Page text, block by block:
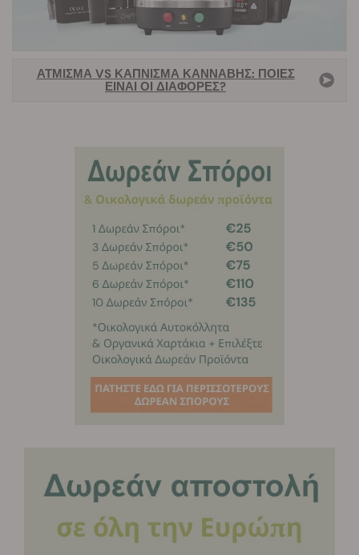
ΆΤΜΙΣΜΑ VS ΚΆΠΝΙΣΜΑ ΚΆΝΝΑΒΗΣ: ΠΟΙΕΣ
ΕΊΝΑΙ ΟΙ ΔΙΑΦΟΡΈΣ?